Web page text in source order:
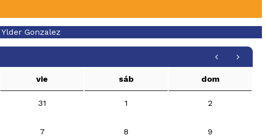
Ylder Gonzalez
vie sáb dom
31 1 2
7 8 9